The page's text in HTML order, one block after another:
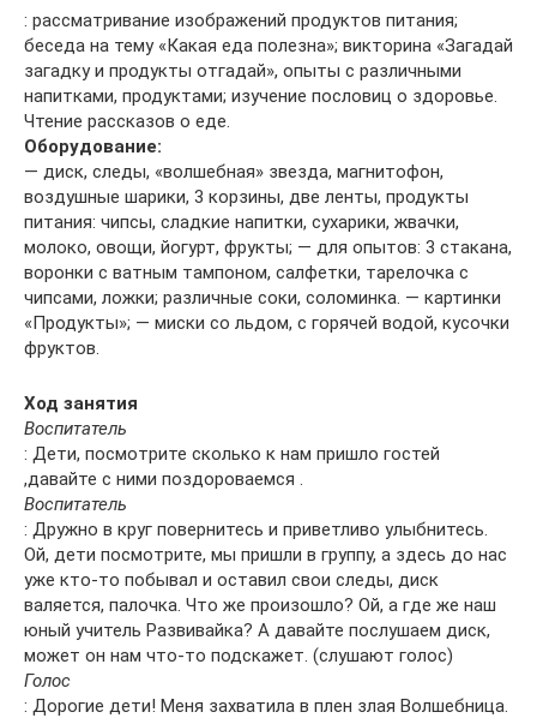
: рассматривание изображений продуктов питания;
беседа на тему «Какая еда полезна»; викторина «Загадай
загадку и продукты отгадай», опыты с различными
напитками, продуктами; изучение пословиц о здоровье.
Чтение рассказов о еде.
Оборудование:
— диск, следы, «волшебная» звезда, магнитофон,
воздушные шарики, 3 корзины, две ленты, продукты
питания: чипсы, сладкие напитки, сухарики, жвачки,
молоко, овощи, йогурт, фрукты; — для опытов: 3 стакана,
воронки с ватным тампоном, салфетки, тарелочка с
чипсами, ложки; различные соки, соломинка. — картинки
«Продукты»; — миски со льдом, с горячей водой, кусочки
фруктов.
Ход занятия
Воспитатель
: Дети, посмотрите сколько к нам пришло гостей
,давайте с ними поздороваемся .
Воспитатель
: Дружно в круг повернитесь и приветливо улыбнитесь.
Ой, дети посмотрите, мы пришли в группу, а здесь до нас
уже кто-то побывал и оставил свои следы, диск
валяется, палочка. Что же произошло? Ой, а где же наш
юный учитель Развивайка? А давайте послушаем диск,
может он нам что-то подскажет. (слушают голос)
Голос
: Дорогие дети! Меня захватила в плен злая Волшебница.